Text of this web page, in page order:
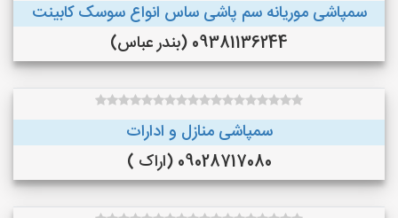
سمپاشی موریانه سم پاشی ساس انواع سوسک کابینت
09381136244 (بندر عباس)
سمپاشی منازل و ادارات
09028717080 (اراک )